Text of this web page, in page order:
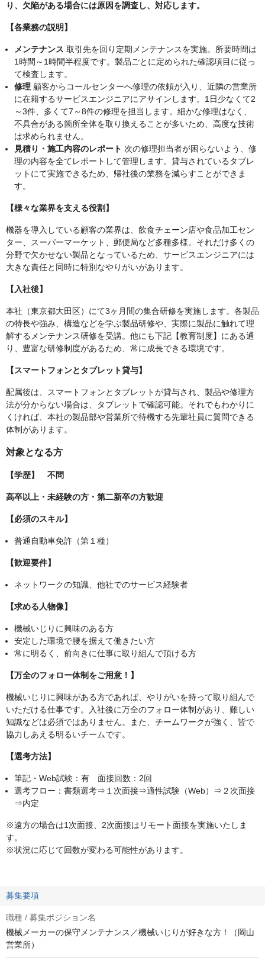
り、欠陥がある場合には原因を調査し、対応します。
【各業務の説明】
メンテナンス 取引先を回り定期メンテナンスを実施。所要時間は
1時間～1時間半程度です。製品ごとに定められた確認項目に従っ
て検査します。
修理 顧客からコールセンターへ修理の依頼が入り、近隣の営業所
に在籍するサービスエンジニアにアサインします。1日少なくて2
～3件、多くて7～8件の修理を担当します。細かな修理はなく、
不具合がある箇所全体を取り換えることが多いため、高度な技術
は求められません。
見積り・施工内容のレポート 次の修理担当者が困らないよう、修
理の内容を全てレポートして管理します。貸与されているタブレ
ットにて実施できるため、帰社後の業務を減らすことができま
す。
【様々な業界を支える役割】
機器を導入している顧客の業界は、飲食チェーン店や食品加工セン
ター、スーパーマーケット、郵便局など多種多様。それだけ多くの
分野で欠かせない製品となっているため、サービスエンジニアには
大きな責任と同時に特別なやりがいがあります。
【入社後】
本社（東京都大田区）にて3ヶ月間の集合研修を実施します。各製品
の特長や強み、構造などを学ぶ製品研修や、実際に製品に触れて理
解するメンテナンス研修を受講。他にも下記【教育制度】にある通
り、豊富な研修制度があるため、常に成長できる環境です。
【スマートフォンとタブレット貸与】
配属後は、スマートフォンとタブレットが貸与され、製品や修理方
法が分からない場合は、タブレットで確認可能。それでもわかりに
くければ、本社の製品部や営業所で待機する先輩社員に質問できる
体制があります。
対象となる方
【学歴】 不問
高卒以上・未経験の方・第二新卒の方歓迎
【必須のスキル】
普通自動車免許（第１種）
【歓迎要件】
ネットワークの知識、他社でのサービス経験者
【求める人物像】
機械いじりに興味のある方
安定した環境で腰を据えて働きたい方
常に明るく、前向きに仕事に取り組んで頂ける方
【万全のフォロー体制をご用意！】
機械いじりに興味がある方であれば、やりがいを持って取り組んで
いただける仕事です。入社後に万全のフォロー体制があり、難しい
知識などは必須ではありません。また、チームワークが強く、皆で
協力しあえる明るいチームです。
【選考方法】
筆記・Web試験：有 面接回数：2回
選考フロー：書類選考⇒１次面接⇒適性試験（Web）⇒２次面接
⇒内定
※遠方の場合は1次⾯接、2次⾯接はリモート⾯接を実施いたしま
す。
※状況に応じて回数が変わる可能性があります。
募集要項
職種 / 募集ポジション名
機械メーカーの保守メンテナンス／機械いじりが好きな方！（岡山
営業所）